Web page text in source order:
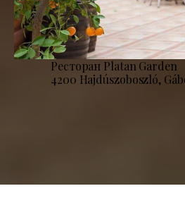
Ресторан Platan Garden
4200 Hajdúszoboszló,